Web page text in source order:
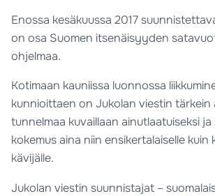
Enossa kesäkuussa 2017
on osa Suomen itsenäisyyden
ohjelmaa.
Kotimaan kauniissa luonnossa
kunnioittaen on Jukolan viestin tärkein
tunnelmaa kuvaillaan ainutlaatuiseksi
kokemus aina niin ensikertalaiselle kuin
kävijälle.
Jukolan viestin suunnistajat –